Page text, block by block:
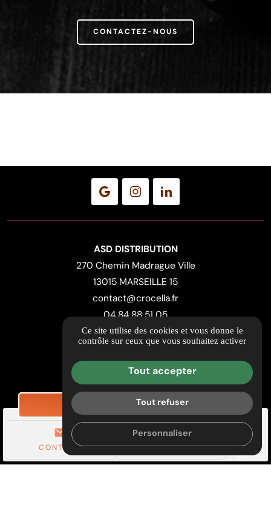
CONTACTEZ-NOUS
mail
CONTACT
call
TÉL.
DEMANDE DE TARIF
ASD DISTRIBUTION
270 Chemin Madrague Ville
13015 MARSEILLE 15
contact@crocella.fr
04 84 88 51 05
ITINÉRAIRE
Guide local
Informations complémentaires
Mentions légales
Gestion des cookies
Ce site utilise des cookies et vous donne le
contrôle sur ceux que vous souhaitez activer
Tout accepter
Tout refuser
Personnaliser